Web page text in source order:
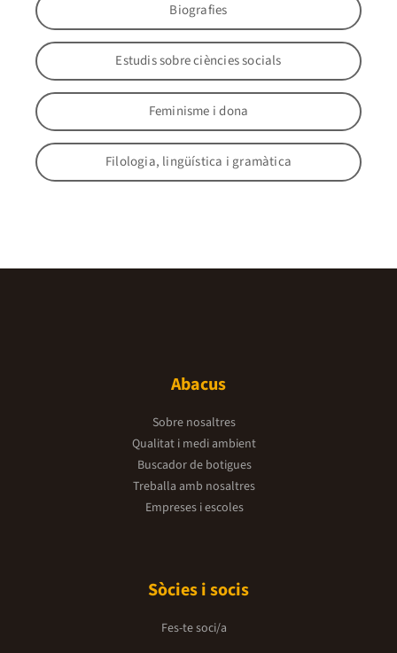
Biografies
Estudis sobre ciències socials
Feminisme i dona
Filologia, lingüística i gramàtica
Abacus
Sobre nosaltres
Qualitat i medi ambient
Buscador de botigues
Treballa amb nosaltres
Empreses i escoles
Sòcies i socis
Fes-te soci/a